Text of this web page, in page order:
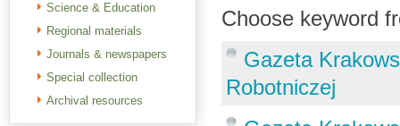
Science & Education
Regional materials
Journals & newspapers
Special collection
Archival resources
Choose keyword
Gazeta
Robotniczej